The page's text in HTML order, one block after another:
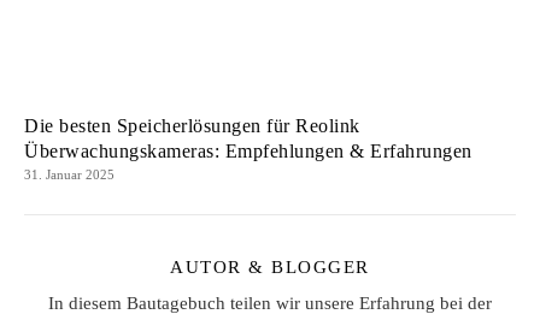
Die besten Speicherlösungen für Reolink
Überwachungskameras: Empfehlungen & Erfahrungen
31. Januar 2025
AUTOR & BLOGGER
In diesem Bautagebuch teilen wir unsere Erfahrung bei der